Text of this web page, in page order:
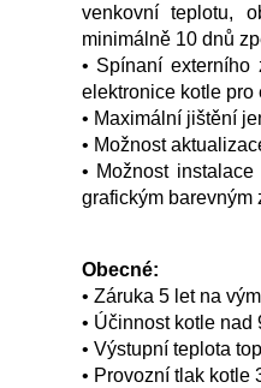
venkovní teplotu,
minimálně 10 dnů
• Spínaní externího
elektronice kotle pro
• Maximální jištění
• Možnost
• Možnost
grafickým barevným
Obecné:
• Záruka 5 let na
• Účinnost kotle nad
• Výstupní teplota
• Provozní tlak kotle